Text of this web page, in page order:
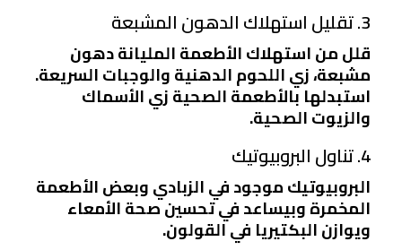
3. تقليل استهلاك الدهون المشبعة
قلل من استهلاك الأطعمة المليانة دهون
مشبعة، زي اللحوم الدهنية والوجبات السريعة.
استبدلها بالأطعمة الصحية زي الأسماك
والزيوت الصحية.
4. تناول البروبيوتيك
البروبيوتيك موجود في الزبادي وبعض الأطعمة
المخمرة وبيساعد في تحسين صحة الأمعاء
ويوازن البكتيريا في القولون.